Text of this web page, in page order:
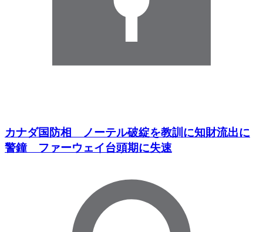
カナダ国防相 ノーテル破綻を教訓に知財流出に
警鐘 ファーウェイ台頭期に失速